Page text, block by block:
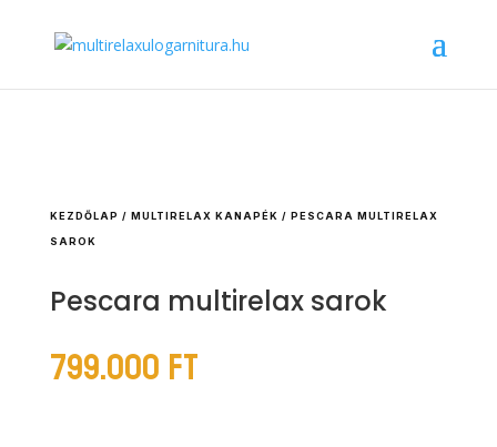
KEZDŐLAP / MULTIRELAX KANAPÉK / PESCARA MULTIRELAX
SAROK
Pescara multirelax sarok
799.000Ft